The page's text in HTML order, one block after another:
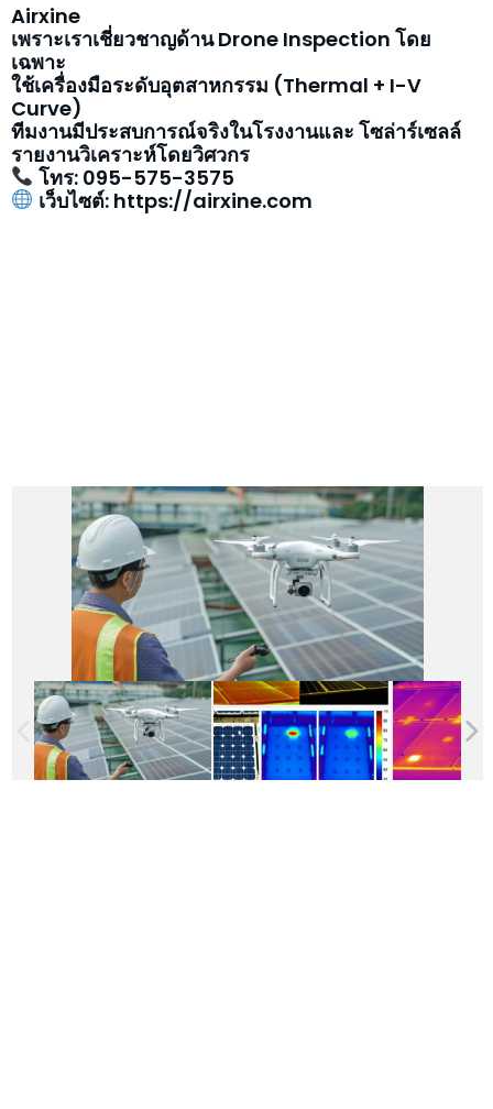
Airxine
เพราะเราเชี่ยวชาญด้าน Drone Inspection โดย
เฉพาะ
ใช้เครื่องมือระดับอุตสาหกรรม (Thermal + I-V
Curve)
ทีมงานมีประสบการณ์จริงในโรงงานและ โซล่าร์เซลล์
รายงานวิเคราะห์โดยวิศวกร
โทร: 095-575-3575
เว็บไซต์: https://airxine.com